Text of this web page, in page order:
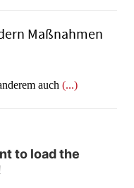
Maßnahmen
auch (...)
to load the